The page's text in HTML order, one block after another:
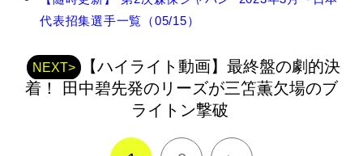
事
代表招集選手一覧（05/15）
NEXT>
【ハイライト動画】最終盤の劇的決
着！ 田中碧先発のリーズが三笘薫欠場のブ
ライトン撃破